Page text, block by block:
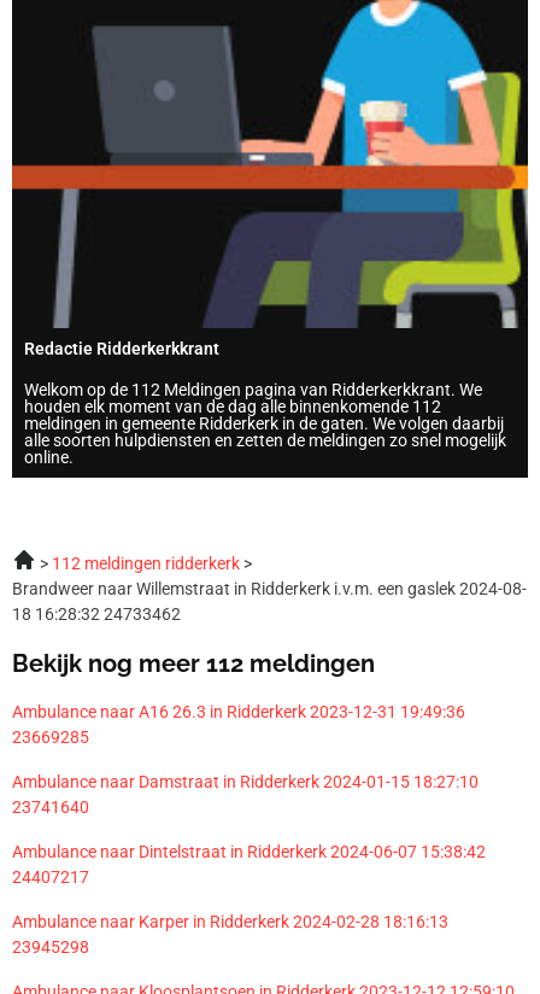
Redactie Ridderkerkkrant
Welkom op de 112 Meldingen pagina van Ridderkerkkrant. We
houden elk moment van de dag alle binnenkomende 112
meldingen in gemeente Ridderkerk in de gaten. We volgen daarbij
alle soorten hulpdiensten en zetten de meldingen zo snel mogelijk
online.
112 meldingen ridderkerk
Brandweer naar Willemstraat in Ridderkerk i.v.m. een gaslek 2024-08-
18 16:28:32 24733462
Bekijk nog meer 112 meldingen
Ambulance naar A16 26.3 in Ridderkerk 2023-12-31 19:49:36
23669285
Ambulance naar Damstraat in Ridderkerk 2024-01-15 18:27:10
23741640
Ambulance naar Dintelstraat in Ridderkerk 2024-06-07 15:38:42
24407217
Ambulance naar Karper in Ridderkerk 2024-02-28 18:16:13
23945298